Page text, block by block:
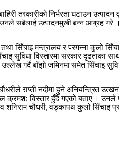
तरकारीको निर्भरता घटाउन
सबैलाई उत्पादनमुखी बन्न आग्रह गरे ।
सिँचाइ मन्त्रालय र प्रगन्ना कुलो
सुविधा विस्तारमा सरकार दृढताका
उल्लेख गर्दै बाँझो जमिनमा समेत सिँचाइ
राप्ती नदीमा हुने अनियन्त्रित
क्रमशः विस्तार हुँदै गएको बताए ।
शनिराम चौधरी, वड्कापथ कुलो